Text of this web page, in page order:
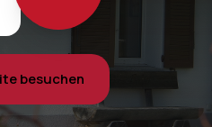
besuchen